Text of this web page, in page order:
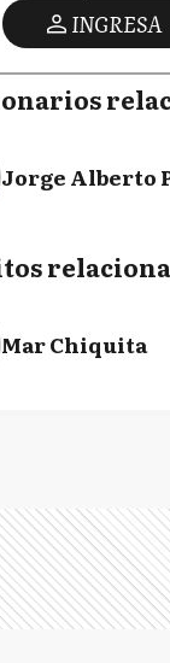
INGRESA
Jorge Alberto
Mar Chiquita